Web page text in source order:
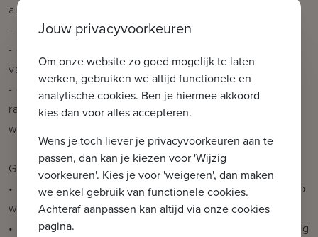
architectuur:
- ruim zowel naar leefruimtes als naar terrassen.
- gezond ademend wegens zijn traditionele manier
van bouwen
- onderhoudsvriendelijk door het gebruik van pvc
ramen, isolerend door de sterk doorgedreven vloer-,
wand- en gevelisolatie.
Grootste troeven:
• Prachtige locatie met zicht op de Damse Vaart en op
wandelafstand van Brugge Centrum
• BEN (Bijna Energie Neutraal): Warmtepomp aanwezig
Jouw privacyvoorkeuren
Om onze website zo goed mogelijk te laten
werken, gebruiken we altijd functionele en
analytische cookies. Ben je hiermee akkoord
kies dan voor alles accepteren.
Wens je toch liever je privacyvoorkeuren aan te
passen, dan kan je kiezen voor 'Wijzig
voorkeuren'. Kies je voor 'weigeren', dan maken
we enkel gebruik van functionele cookies.
Achteraf aanpassen kan altijd via onze cookies
pagina.